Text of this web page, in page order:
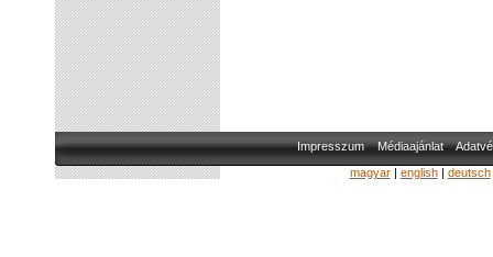
Impresszum Médiaajánlat
magyar| english| deutsch